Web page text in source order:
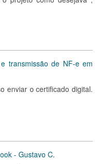
transmissão de NF-e em
enviar o certificado digital.
- Gustavo C.